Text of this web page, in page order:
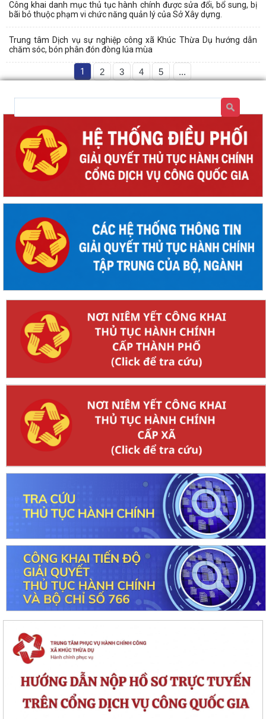
Công khai danh mục thủ tục hành chính được sửa đổi, bổ sung, bị
bãi bỏ thuộc phạm vi chức năng quản lý của Sở Xây dựng.
Trung tâm Dịch vụ sự nghiệp công xã Khúc Thừa Dụ hướng dẫn
chăm sóc, bón phân đón đòng lúa mùa
1 2 3 4 5 ...